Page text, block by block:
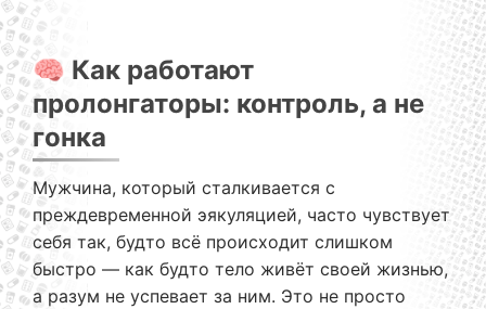
🧠 Как работают
пролонгаторы: контроль, а не
гонка
Мужчина, который сталкивается с
преждевременной эякуляцией, часто чувствует
себя так, будто всё происходит слишком
быстро — как будто тело живёт своей жизнью,
а разум не успевает за ним. Это не просто